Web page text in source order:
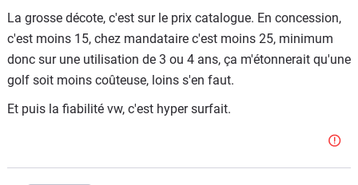
La grosse décote, c'est sur le prix catalogue. En concession,
c'est moins 15, chez mandataire c'est moins 25, minimum
donc sur une utilisation de 3 ou 4 ans, ça m'étonnerait qu'une
golf soit moins coûteuse, loins s'en faut.
Et puis la fiabilité vw, c'est hyper surfait.